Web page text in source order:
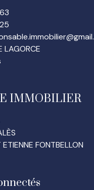
LAGORCE
IMMOBILIER
FONTBELLON